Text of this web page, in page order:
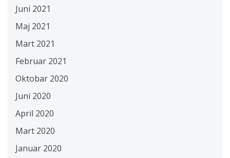
Juni 2021
Maj 2021
Mart 2021
Februar 2021
Oktobar 2020
Juni 2020
April 2020
Mart 2020
Januar 2020